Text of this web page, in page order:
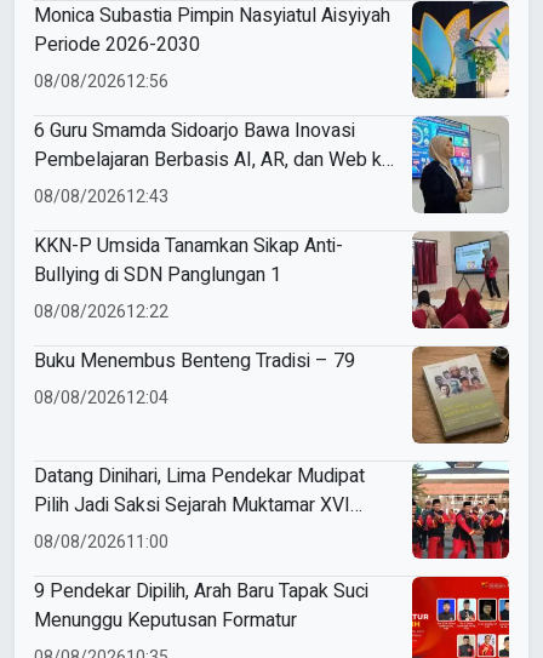
Monica Subastia Pimpin Nasyiatul Aisyiyah
Periode 2026-2030
08/08/202612:56
6 Guru Smamda Sidoarjo Bawa Inovasi
Pembelajaran Berbasis AI, AR, dan Web ke
ME Award 2026
08/08/202612:43
KKN-P Umsida Tanamkan Sikap Anti-
Bullying di SDN Panglungan 1
08/08/202612:22
Buku Menembus Benteng Tradisi – 79
08/08/202612:04
Datang Dinihari, Lima Pendekar Mudipat
Pilih Jadi Saksi Sejarah Muktamar XVI
Tapak Suci
08/08/202611:00
9 Pendekar Dipilih, Arah Baru Tapak Suci
Menunggu Keputusan Formatur